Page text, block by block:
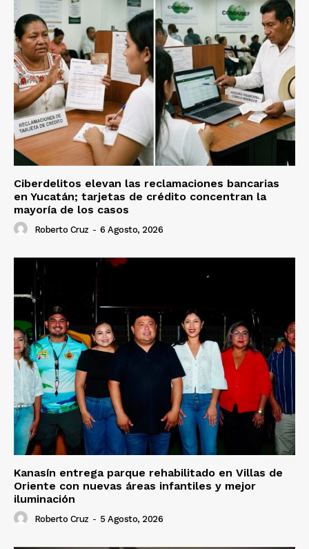
Ciberdelitos elevan las reclamaciones bancarias
en Yucatán; tarjetas de crédito concentran la
mayoría de los casos
Roberto Cruz - 6 Agosto, 2026
Kanasín entrega parque rehabilitado en Villas de
Oriente con nuevas áreas infantiles y mejor
iluminación
Roberto Cruz - 5 Agosto, 2026